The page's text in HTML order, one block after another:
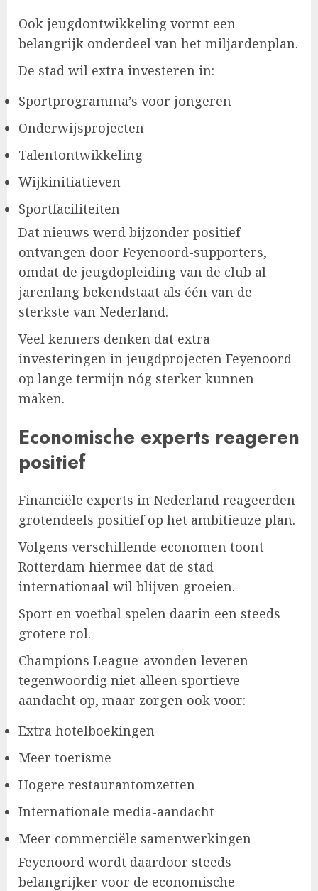
Ook jeugdontwikkeling vormt een
belangrijk onderdeel van het miljardenplan.
De stad wil extra investeren in:
Sportprogramma’s voor jongeren
Onderwijsprojecten
Talentontwikkeling
Wijkinitiatieven
Sportfaciliteiten
Dat nieuws werd bijzonder positief
ontvangen door Feyenoord-supporters,
omdat de jeugdopleiding van de club al
jarenlang bekendstaat als één van de
sterkste van Nederland.
Veel kenners denken dat extra
investeringen in jeugdprojecten Feyenoord
op lange termijn nóg sterker kunnen
maken.
Economische experts reageren
positief
Financiële experts in Nederland reageerden
grotendeels positief op het ambitieuze plan.
Volgens verschillende economen toont
Rotterdam hiermee dat de stad
internationaal wil blijven groeien.
Sport en voetbal spelen daarin een steeds
grotere rol.
Champions League-avonden leveren
tegenwoordig niet alleen sportieve
aandacht op, maar zorgen ook voor:
Extra hotelboekingen
Meer toerisme
Hogere restaurantomzetten
Internationale media-aandacht
Meer commerciële samenwerkingen
Feyenoord wordt daardoor steeds
belangrijker voor de economische